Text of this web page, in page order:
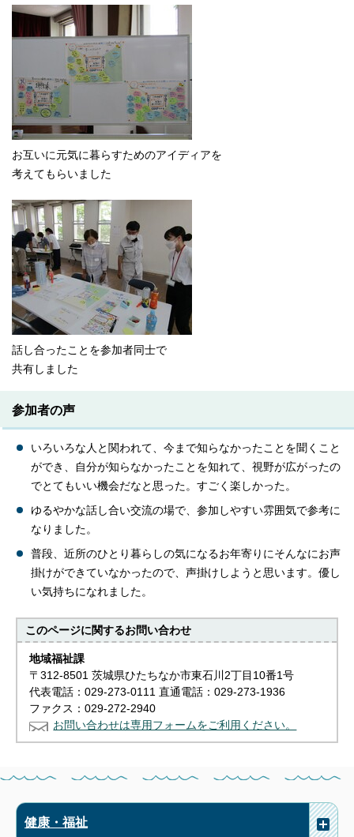
お互いに元気に暮らすためのアイディアを
考えてもらいました
話し合ったことを参加者同士で
共有しました
参加者の声
いろいろな人と関われて、今まで知らなかったことを聞くこと
ができ、自分が知らなかったことを知れて、視野が広がったの
でとてもいい機会だなと思った。すごく楽しかった。
ゆるやかな話し合い交流の場で、参加しやすい雰囲気で参考に
なりました。
普段、近所のひとり暮らしの気になるお年寄りにそんなにお声
掛けができていなかったので、声掛けしようと思います。優し
い気持ちになれました。
このページに関するお問い合わせ
地域福祉課
〒312-8501 茨城県ひたちなか市東石川2丁目10番1号
代表電話：029-273-0111 直通電話：029-273-1936
ファクス：029-272-2940
お問い合わせは専用フォームをご利用ください。
健康・福祉